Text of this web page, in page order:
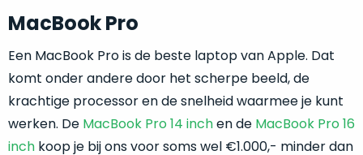
MacBook Pro
Een MacBook Pro is de beste laptop van Apple. Dat
komt onder andere door het scherpe beeld, de
krachtige processor en de snelheid waarmee je kunt
werken. De MacBook Pro 14 inchen de MacBook Pro 16
inch koop je bij ons voor soms wel €1.000,- minder dan
Zekerheid:
minimaal
24
maanden
garantie
bij
Mac